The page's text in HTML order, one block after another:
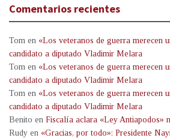
Comentarios recientes
Tom en «Los veteranos de guerra merecen
candidato a diputado Vladimir Melara
Tom en «Los veteranos de guerra merecen
candidato a diputado Vladimir Melara
Tom en «Los veteranos de guerra merecen
candidato a diputado Vladimir Melara
Benito en Fiscalía aclara «Ley Antiapodos»
Rudy en «Gracias, por todo»: Presidente